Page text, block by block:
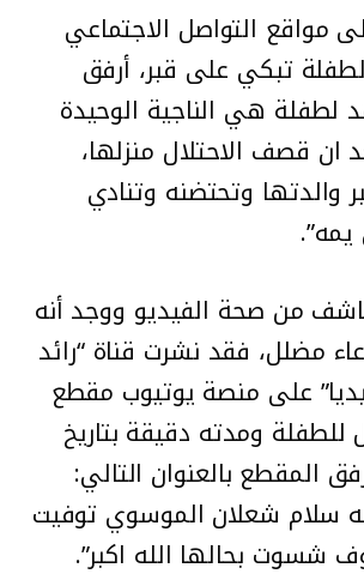
مواقع التواصل الاجتماعي
تبكي على قبر، أرفق
لطفلة هي الناجية الوحيدة
ان قصف الاحتلال منزلها،
والدتها وتحتضنه وتنادي
من صحة الفيديو ووجد أنه
مضلل، فقد نشرت قناة “رائد
على منصة يوتيوب مقطع
للطفلة ومدته دقيقة بتاريخ
أرفق المقطع بالعنوان التالي:
سلام شعلان الموسوي توفيت
شسوت بحالها الله اكبر”.